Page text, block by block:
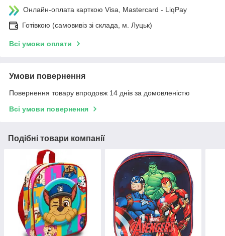
Онлайн-оплата карткою Visa, Mastercard - LiqPay
Готівкою (самовивіз зі склада, м. Луцьк)
Всі умови оплати
Умови повернення
Повернення товару впродовж 14 днів за домовленістю
Всі умови повернення
Подібні товари компанії